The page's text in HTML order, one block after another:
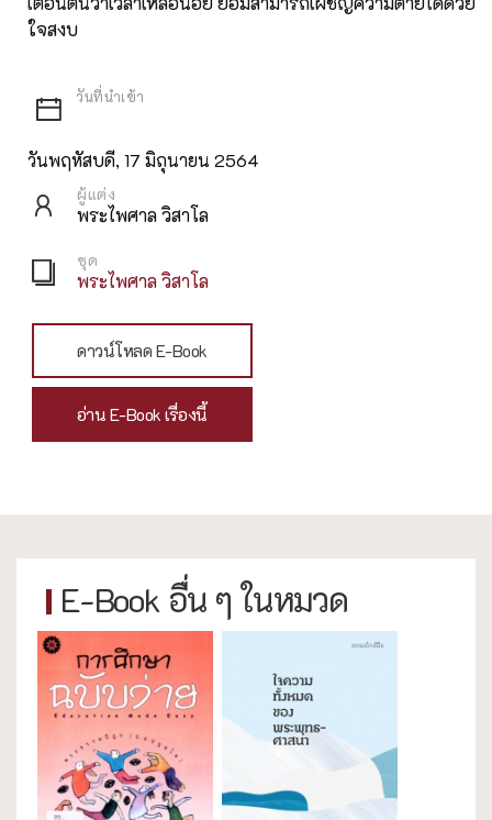
ใจสงบ
วันพฤหัสบดี, 17 มิถุนายน 2564
ผู้แต่ง
พระไพศาล วิสาโล
ชุด
พระไพศาล วิสาโล
ดาวน์โหลด E-Book
อ่าน E-Book เรื่องนี้
E-Book อื่น ๆ ในหมวด